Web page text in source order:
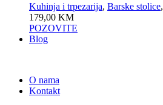
Kuhinja i trpezarija, Barske stolice,
179,00 KM
POZOVITE
Blog
O nama
Kontakt